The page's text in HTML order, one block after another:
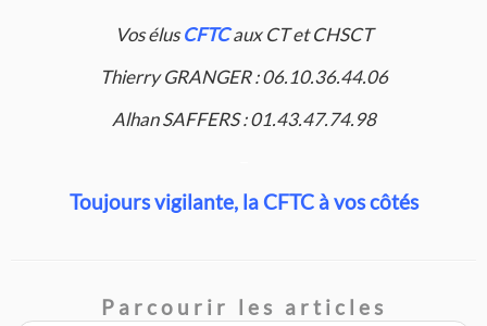
Vos élusCFTCaux CT et CHSCT
Thierry GRANGER : 06.10.36.44.06
Alhan SAFFERS : 01.43.47.74.98
Toujours vigilante, la CFTC à vos côtés
Parcourir les articles